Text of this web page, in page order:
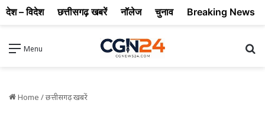
Menu
Home /छत्तीसगढ़ खबरें
देश – विदेश छत्तीसगढ़ खबरें नॉलेज चुनाव Breaking News